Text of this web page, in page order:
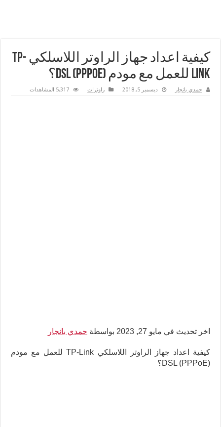
كيفية اعداد جهاز الراوتر اللاسلكي TP-
Link للعمل مع مودم DSL (PPPoE)؟
حمدي بانجار ديسمبر 5, 2018 راوترات 5,317 المشاهدات
اخر تحديث في مايو 27, 2023 بواسطة حمدي بانجار
كيفية اعداد جهاز الراوتر اللاسلكي TP-Link للعمل مع مودم
DSL (PPPoE)؟